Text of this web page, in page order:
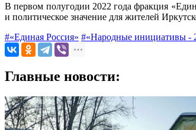
В первом полугодии 2022 года фракция
и политическое значение для жителей
#«Единая Россия» #«Народные инициативы -
Главные новости: